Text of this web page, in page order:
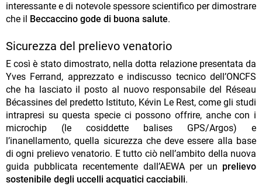
interessante e di notevole spessore scientifico per dimostrare
che il
Beccaccino gode di buona salute.
Sicurezza del prelievo venatorio
E così è stato dimostrato, nella dotta relazione presentata da
Yves Ferrand, apprezzato e indiscusso tecnico dell’ONCFS
che ha lasciato il posto al nuovo responsabile del Réseau
Bécassines del predetto Istituto, Kévin Le Rest, come gli studi
intrapresi su questa specie ci possono offrire, anche con i
microchip (le cosiddette balises GPS/Argos) e
l’inanellamento, quella sicurezza che deve essere alla base
di ogni prelievo venatorio. E tutto ciò nell’ambito della nuova
guida pubblicata recentemente dall’AEWA per un prelievo
sostenibile degli uccelli acquatici cacciabili.